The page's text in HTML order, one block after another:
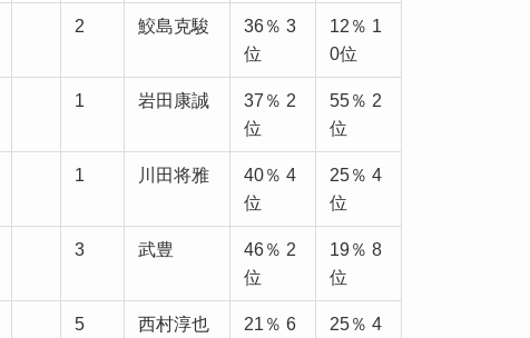
2 鮫島克駿
36％ 3
位
12％ 1
0位
1 岩田康誠
37％ 2
位
55％ 2
位
1 川田将雅
40％ 4
位
25％ 4
位
3 武豊
46％ 2
位
19％ 8
位
5 西村淳也
21％ 6
25％ 4